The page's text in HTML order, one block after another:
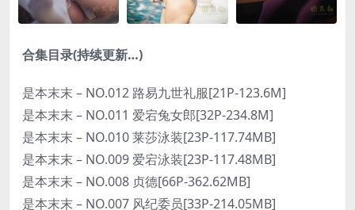
合集目录(持续更新…)
是本末末 – NO.012 路易九世礼服[21P-123.6M]
是本末末 – NO.011 爱宕兔女郎[32P-234.8M]
是本末末 – NO.010 莱莎泳装[23P-117.74MB]
是本末末 – NO.009 爱宕泳装[23P-117.48MB]
是本末末 – NO.008 贞德[66P-362.62MB]
是本末末 – NO.007 风纪委员[33P-214.05MB]